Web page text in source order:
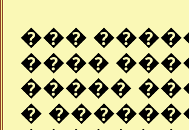
���
����
�����
�